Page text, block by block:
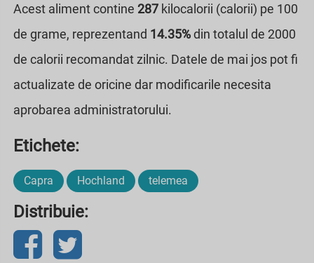
Acest aliment contine 287 kilocalorii (calorii) pe 100
de grame, reprezentand 14.35%din totalul de 2000
de calorii recomandat zilnic. Datele de mai jos pot fi
actualizate de oricine dar modificarile necesita
aprobarea administratorului.
Etichete:
Capra Hochland telemea
Distribuie: